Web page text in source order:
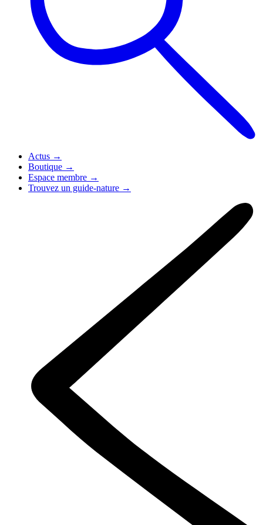
Actus →
Boutique →
Espace membre →
Trouvez un guide-nature →